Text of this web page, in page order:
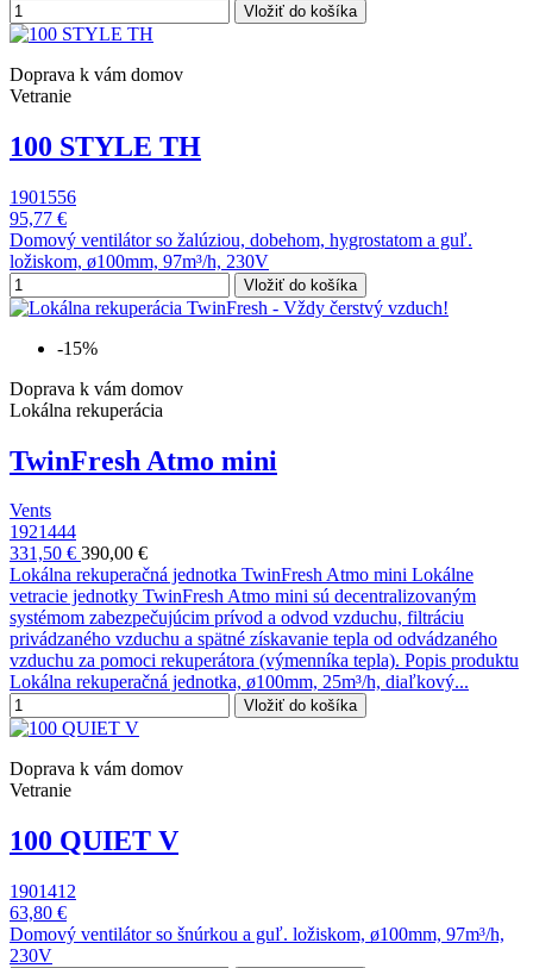
Vložiť do košíka
Doprava k vám domov
Vetranie
100 STYLE TH
1901556
95,77 €
Domový ventilátor so žalúziou, dobehom, hygrostatom a guľ.
ložiskom, ø100mm, 97m³/h, 230V
Vložiť do košíka
-15%
Doprava k vám domov
Lokálna rekuperácia
TwinFresh Atmo mini
Vents
1921444
331,50 € 390,00 €
Lokálna rekuperačná jednotka TwinFresh Atmo mini Lokálne
vetracie jednotky TwinFresh Atmo mini sú decentralizovaným
systémom zabezpečujúcim prívod a odvod vzduchu, filtráciu
privádzaného vzduchu a spätné získavanie tepla od odvádzaného
vzduchu za pomoci rekuperátora (výmenníka tepla). Popis produktu
Lokálna rekuperačná jednotka, ø100mm, 25m³/h, diaľkový...
Vložiť do košíka
Doprava k vám domov
Vetranie
100 QUIET V
1901412
63,80 €
Domový ventilátor so šnúrkou a guľ. ložiskom, ø100mm, 97m³/h,
230V